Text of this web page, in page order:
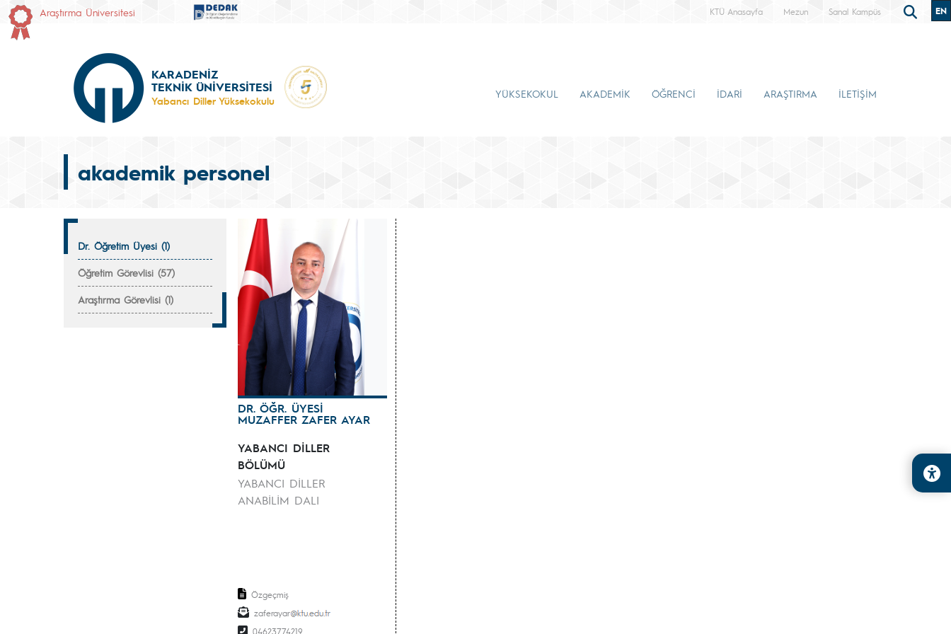
Araştırma Üniversitesi KTÜ Anasayfa Mezun Sanal Kampüs EN
KARADENİZ
TEKNİK ÜNİVERSİTESİ
Yabancı Diller Yüksekokulu
YÜKSEKOKUL AKADEMİK ÖĞRENCİ İDARİ ARAŞTIRMA İLETİŞİM
akademik personel
Dr. Öğretim Üyesi (1)
Öğretim Görevlisi (57)
Araştırma Görevlisi (1)
DR. ÖĞR. ÜYESİ
MUZAFFER ZAFER AYAR
YABANCI DİLLER
BÖLÜMÜ
YABANCI DİLLER
ANABİLİM DALI
Özgeçmiş
zaferayar
04623774219